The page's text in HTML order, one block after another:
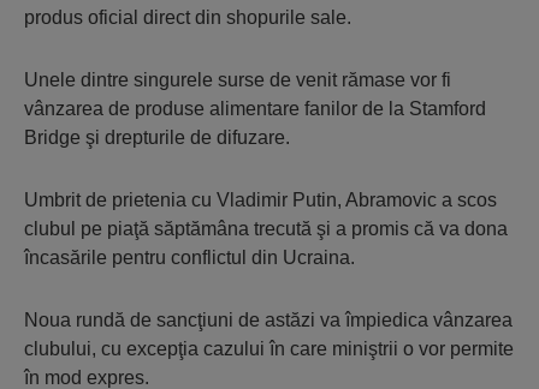
produs oficial direct din shopurile sale.
Unele dintre singurele surse de venit rămase vor fi
vânzarea de produse alimentare fanilor de la Stamford
Bridge şi drepturile de difuzare.
Umbrit de prietenia cu Vladimir Putin, Abramovic a scos
clubul pe piaţă săptămâna trecută şi a promis că va dona
încasările pentru conflictul din Ucraina.
Noua rundă de sancţiuni de astăzi va împiedica vânzarea
clubului, cu excepţia cazului în care miniştrii o vor permite
în mod expres.